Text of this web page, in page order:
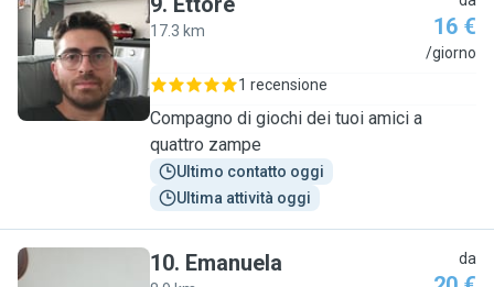
E
17.3 km 16 €
/giorno
1 recensione
​Compagno di giochi dei tuoi amici a
quattro zampe
Ultimo contatto oggi
Ultima attività oggi
10. Emanuela da